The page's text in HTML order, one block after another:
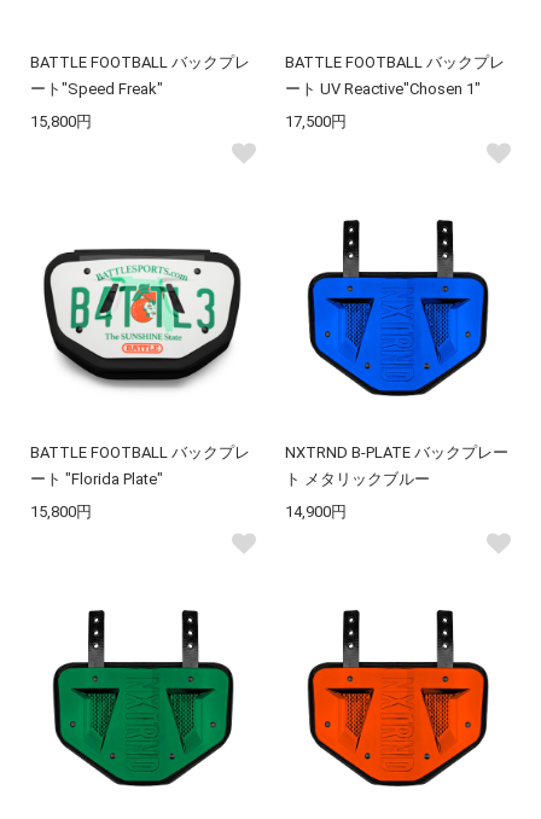
BATTLE FOOTBALL バックプレ
ート"Speed Freak"
15,800円
BATTLE FOOTBALL バックプレ
ート UV Reactive"Chosen 1"
17,500円
BATTLE FOOTBALL バックプレ
ート "Florida Plate"
15,800円
NXTRND B-PLATE バックプレー
ト メタリックブルー
14,900円